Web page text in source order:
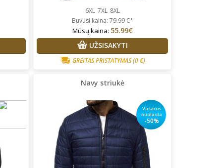
6XL 7XL 8XL
Buvusi kaina:79.99€*
Mūsų kaina: 55.99€
UŽSISAKYTI
GREITAS PRISTATYMAS(0 €)
Navy striukė
Vasaros
nuolaida
-50%